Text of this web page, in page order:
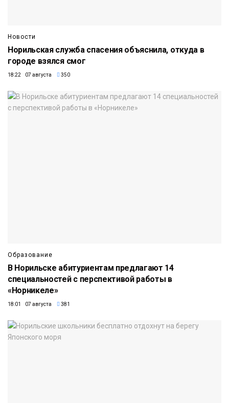
Новости
Норильская служба спасения объяснила, откуда в
городе взялся смог
18:22 07 августа 350
Образование
В Норильске абитуриентам предлагают 14
специальностей с перспективой работы в
«Норникеле»
18:01 07 августа 381